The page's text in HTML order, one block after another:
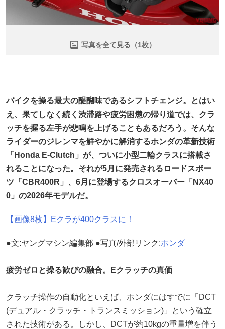
写真を全て見る（1枚）
バイクを操る最大の醍醐味であるシフトチェンジ。とはい
え、果てしなく続く渋滞路や疲労困憊の帰り道では、クラ
ッチを握る左手が悲鳴を上げることもあるだろう。そんな
ライダーのジレンマを鮮やかに解消するホンダの革新技術
「Honda E-Clutch」が、ついに小型二輪クラスに搭載さ
れることになった。それが5月に発売されるロードスポー
ツ「CBR400R」、6月に登場するクロスオーバー「NX40
0」の2026年モデルだ。
【画像8枚】Eクラが400クラスに！
●文:ヤングマシン編集部 ●写真/外部リンク:ホンダ
疲労ゼロと操る歓びの融合。Eクラッチの真価
クラッチ操作の自動化といえば、ホンダにはすでに「DCT
(デュアル・クラッチ・トランスミッション)」という確立
された技術がある。しかし、DCTが約10kgの重量増を伴う